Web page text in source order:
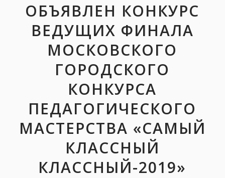
ОБЪЯВЛЕН КОНКУРС
ВЕДУЩИХ ФИНАЛА
МОСКОВСКОГО
ГОРОДСКОГО
КОНКУРСА
ПЕДАГОГИЧЕСКОГО
МАСТЕРСТВА «САМЫЙ
КЛАССНЫЙ
КЛАССНЫЙ-2019»